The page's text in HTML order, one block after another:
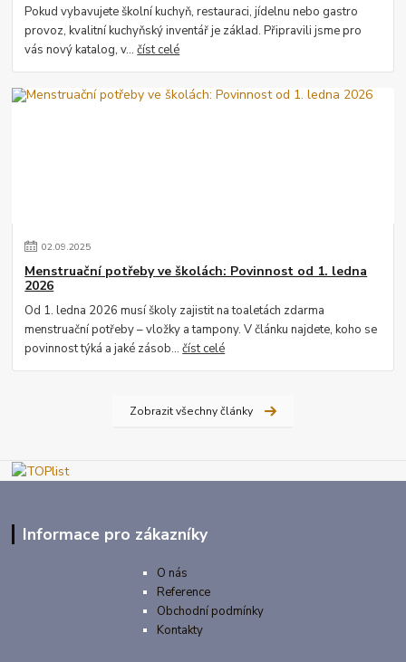
Pokud vybavujete školní kuchyň, restauraci, jídelnu nebo gastro
provoz, kvalitní kuchyňský inventář je základ. Připravili jsme pro
vás nový katalog, v...číst celé
02.09.2025
Menstruační potřeby ve školách: Povinnost od 1. ledna
2026
Od 1. ledna 2026 musí školy zajistit na toaletách zdarma
menstruační potřeby – vložky a tampony. V článku najdete, koho se
povinnost týká a jaké zásob...číst celé
Zobrazit všechny články
Informace pro zákazníky
O nás
Reference
Obchodní podmínky
Kontakty